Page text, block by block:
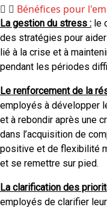
Bénéfices pour
La gestion du stress : le
des stratégies pour
lié à la crise et à
pendant les périodes
Le renforcement de la
employés à développer
et à rebondir après une
dans l’acquisition de
positive et de flexibilité
et se remettre sur pied.
La clarification des
employés de clarifier